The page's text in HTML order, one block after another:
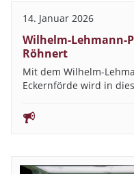
14. Januar 2026
Wilhelm-Lehmann-
Röhnert
Mit dem Wilhelm-
Eckernförde wird in